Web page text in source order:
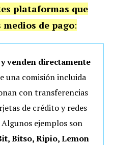
plataformas que
de pago:
venden directamente
una comisión incluida
con transferencias
de crédito y redes
ejemplos son
Bitso, Ripio, Lemon